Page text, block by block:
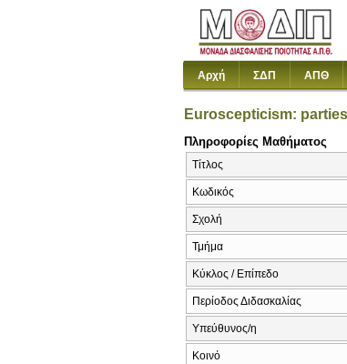
Αρχή ΣΔΠ ΑΠΘ
Euroscepticism:
Πληροφορίες Μαθήματος
Τίτλος
Κωδικός
Σχολή
Τμήμα
Κύκλος / Επίπεδο
Περίοδος Διδασκαλίας
Υπεύθυνος/η
Κοινό